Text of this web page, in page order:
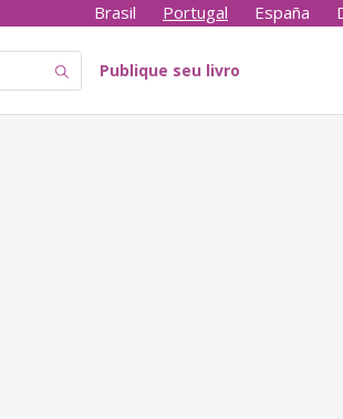
Brasil Portugal España
Publique seu livro